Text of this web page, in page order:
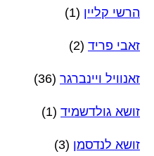
הרשי קליין (1)
זאבי פריד (2)
זאנוויל ויינברגר (36)
זושא גולדשמיד (1)
זושא לנדסמן (3)